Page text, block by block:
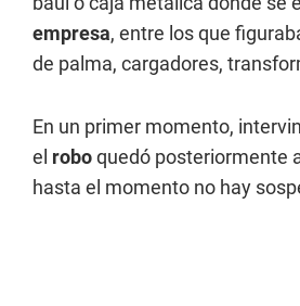
empresa, entre los que
de palma, cargadores,
En un primer momento,
el roboquedó posteriormente
hasta el momento no hay